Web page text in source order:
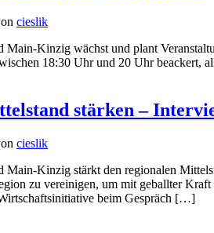
cieslik
Main-Kinzig wächst und plant
18:30 Uhr und 20 Uhr beackert,
stärken –
cieslik
Main-Kinzig stärkt den regionalen
zu vereinigen, um mit geballter
beim Gespräch […]